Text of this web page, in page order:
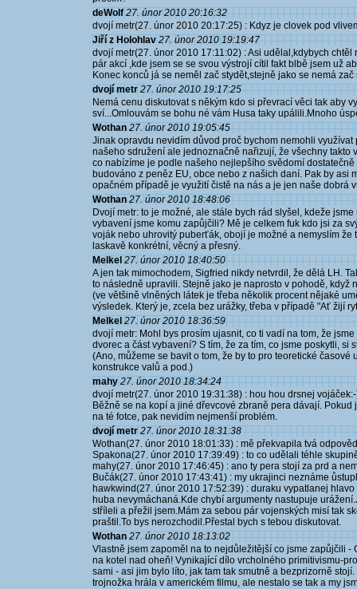
deWolf 27. únor 2010 20:16:32
dvojí metr(27. únor 2010 20:17:25) : Kdyz je clovek pod
Jiří z Holohlav 27. únor 2010 19:19:47
dvojí metr(27. únor 2010 17:11:02) : Asi udělal,kdybych
pár akcí ,kde jsem se se svou výstrojí cítil fakt blbě jsem už
Konec konců já se neměl zač stydět,stejně jako se nemá zač
dvojí metr 27. únor 2010 19:17:25
Nemá cenu diskutovat s někým kdo si převrací věci tak aby
sví...Omlouvám se bohu né vám Husa taky upálili.Mnoho
Wothan 27. únor 2010 19:05:45
Jinak opravdu nevidím důvod proč bychom nemohli
našeho sdružení ale jednoznačně nařizují, že všechny takto
co nabízíme je podle našeho nejlepšího svědomí
budováno z peněz EU, obce nebo z našich daní. Pak by asi
opačném případě je využití čistě na nás a je jen naše dobrá
Wothan 27. únor 2010 18:48:06
Dvojí metr: to je možné, ale stále bych rád slyšel, kdeže
vybavení jsme komu zapůjčili? Mě je celkem fuk kdo jsi za
voják nebo uhrovitý puberťák, obojí je možné a nemyslím že
laskavě konkrétní, věcný a přesný.
Melkel 27. únor 2010 18:40:50
A jen tak mimochodem, Sigfried nikdy netvrdil, že dělá LH.
to následně upravili. Stejně jako je naprosto v pohodě, když
(ve většině vlněných látek je třeba několik procent nějaké
výsledek. Který je, zcela bez urážky, třeba v případě "Ať žijí
Melkel 27. únor 2010 18:36:59
dvojí metr: Mohl bys prosím ujasnit, co ti vadí na tom, že
dvorec a část vybavení? S tím, že za tím, co jsme poskytli,
(Ano, můžeme se bavit o tom, že by to pro teoretické
konstrukce valů a pod.)
mahy 27. únor 2010 18:34:24
dvojí metr(27. únor 2010 19:31:38) : hou hou drsnej
Běžně se na kopí a jiné dřevcové zbraně pera dávají.
na té fotce, pak nevidím nejmenší problém.
dvojí metr 27. únor 2010 18:31:38
Wothan(27. únor 2010 18:01:33) : mě překvapila tvá
Spakona(27. únor 2010 17:39:49) : to co udělali téhle
mahy(27. únor 2010 17:46:45) : ano ty pera stojí za prd a
Bučák(27. únor 2010 17:43:41) : my ukrajinci neznáme
hawkwind(27. únor 2010 17:52:39) : duraku vypatlanej
huba nevymáchaná.Kde chybí argumenty nastupuje
stříleli a přežil jsem.Mám za sebou pár vojenských misí tak
praštil.To bys nerozchodil.Přestal bych s tebou diskutovat.
Wothan 27. únor 2010 18:13:02
Vlastně jsem zapoměl na to nejdůležitější co jsme zapůjčili
na kotel nad oheň! Vynikající dílo vrcholného primitivismu-
sami - asi jim bylo líto, jak tam tak smutně a bezprizorně
trojnožka hrála v americkém filmu, ale nestalo se tak a my